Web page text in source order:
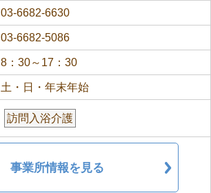
03-6682-6630
03-6682-5086
8：30～17：30
土・日・年末年始
訪問入浴介護
事業所情報を見る